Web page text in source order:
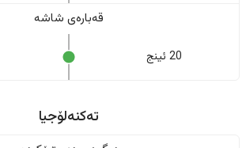
قەبارەی شاشە
20 ئینج
تەکنەلۆجیا